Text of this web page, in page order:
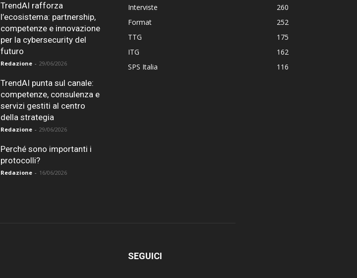
TrendAI rafforza
l’ecosistema: partnership,
competenze e innovazione
per la cybersecurity del
futuro
Redazione - 29/06/2026
TrendAI punta sul canale:
competenze, consulenza e
servizi gestiti al centro
della strategia
Redazione - 29/06/2026
Perché sono importanti i
protocolli?
Redazione - 16/06/2026
Interviste
260
Format
252
TTG
175
ITG
162
SPS Italia
116
SEGUICI